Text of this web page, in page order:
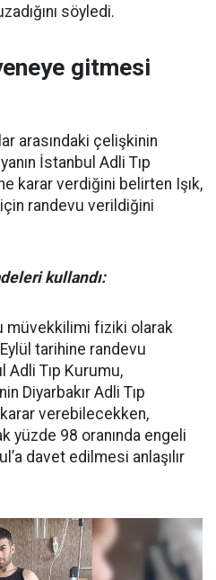
söyledi.
gitmesi
arasındaki çelişkinin
İstanbul Adli Tıp
karar verdiğini belirten Işık,
randevu verildiğini
kullandı:
müvekkilimi fiziki olarak
tarihine randevu
Adli Tıp Kurumu,
Diyarbakır Adli Tıp
karar verebilecekken,
yüzde 98 oranında engeli
davet edilmesi anlaşılır